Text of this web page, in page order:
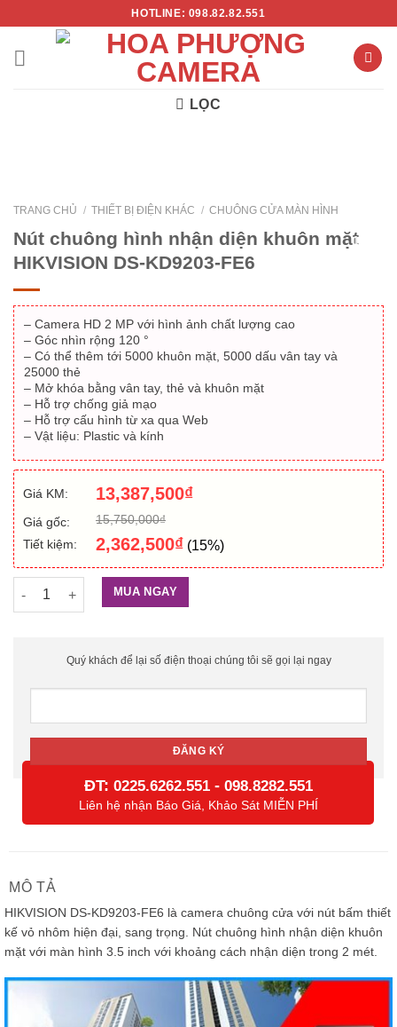
nội
HOTLINE: 098.82.82.551
LỌC
- 15%
TRANG CHỦ / THIẾT BỊ ĐIỆN KHÁC / CHUÔNG CỬA MÀN HÌNH
Nút chuông hình nhận diện khuôn mặt
HIKVISION DS-KD9203-FE6
– Camera HD 2 MP với hình ảnh chất lượng cao
– Góc nhìn rộng 120 °
– Có thể thêm tới 5000 khuôn mặt, 5000 dấu vân tay và
25000 thẻ
– Mở khóa bằng vân tay, thẻ và khuôn mặt
– Hỗ trợ chống giả mạo
– Hỗ trợ cấu hình từ xa qua Web
– Vật liệu: Plastic và kính
Giá KM: 13,387,500₫
Giá gốc: 15,750,000₫
Tiết kiệm:
2,362,500₫ (15%)
Nút chuông hình nhận diện khuôn mặt HIKVISION DS-
MUA NGAY
Quý khách để lại số điện thoại chúng tôi sẽ gọi lại ngay
ĐT: 0225.6262.551 - 098.8282.551
Liên hệ nhận Báo Giá, Khảo Sát MIỄN PHÍ
MÔ TẢ
HIKVISION DS-KD9203-FE6 là camera chuông cửa với nút bấm thiết
kế vỏ nhôm hiện đại, sang trọng. Nút chuông hình nhận diện khuôn
mặt với màn hình 3.5 inch với khoảng cách nhận diện trong 2 mét.